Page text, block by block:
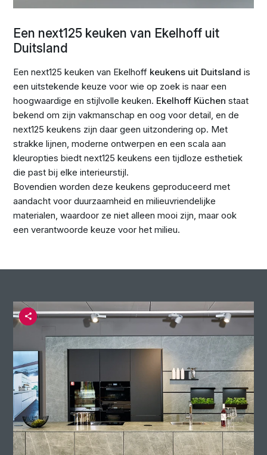
Een next125 keuken van Ekelhoff uit
Duitsland
Een next125 keuken van Ekelhoff keukens uit Duitslandis
een uitstekende keuze voor wie op zoek is naar een
hoogwaardige en stijlvolle keuken. Ekelhoff Küchen staat
bekend om zijn vakmanschap en oog voor detail, en de
next125 keukens zijn daar geen uitzondering op. Met
strakke lijnen, moderne ontwerpen en een scala aan
kleuropties biedt next125 keukens een tijdloze esthetiek
die past bij elke interieurstijl.
Bovendien worden deze keukens geproduceerd met
aandacht voor duurzaamheid en milieuvriendelijke
materialen, waardoor ze niet alleen mooi zijn, maar ook
een verantwoorde keuze voor het milieu.